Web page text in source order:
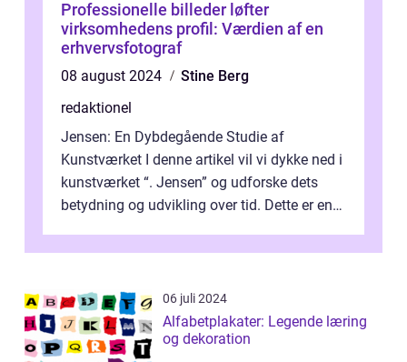
Professionelle billeder løfter
virksomhedens profil: Værdien af en
erhvervsfotograf
08 august 2024
Stine Berg
redaktionel
Jensen: En Dybdegående Studie af
Kunstværket I denne artikel vil vi dykke ned i
kunstværket “. Jensen” og udforske dets
betydning og udvikling over tid. Dette er en
06 juli 2024
Alfabetplakater: Legende læring
og dekoration